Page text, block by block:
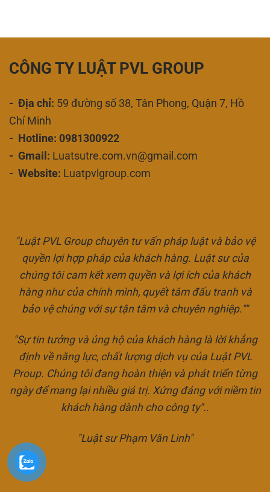
CÔNG TY LUẬT PVL GROUP
- Địa chỉ: 59 đường số 38, Tân Phong, Quận 7, Hồ
Chí Minh
- Hotline: 0981300922
- Gmail: Luatsutre.com.vn@gmail.com
- Website: Luatpvlgroup.com
"Luật PVL Group chuyên tư vấn pháp luật và bảo vệ
quyền lợi hợp pháp của khách hàng. Luật sư của
chúng tôi cam kết xem quyền và lợi ích của khách
hàng như của chính mình, quyết tâm đấu tranh và
bảo vệ chúng với sự tận tâm và chuyên nghiệp.""
"Sự tin tưởng và ủng hộ của khách hàng là lời khẳng
định về năng lực, chất lượng dịch vụ của Luật PVL
Proup. Chúng tôi đang hoàn thiện và phát triển từng
ngày để mang lại nhiều giá trị. Xứng đáng với niềm tin
khách hàng dành cho công ty"..
"Luật sư Phạm Văn Linh"